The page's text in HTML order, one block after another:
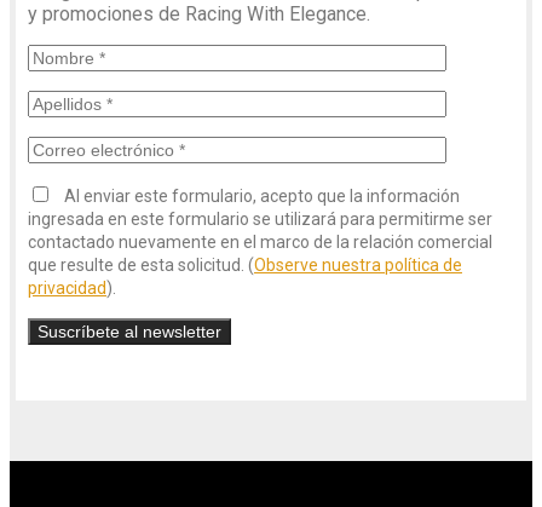
y promociones de Racing With Elegance.
Al enviar este formulario, acepto que la información
ingresada en este formulario se utilizará para permitirme ser
contactado nuevamente en el marco de la relación comercial
que resulte de esta solicitud. (Observe nuestra política de
privacidad).